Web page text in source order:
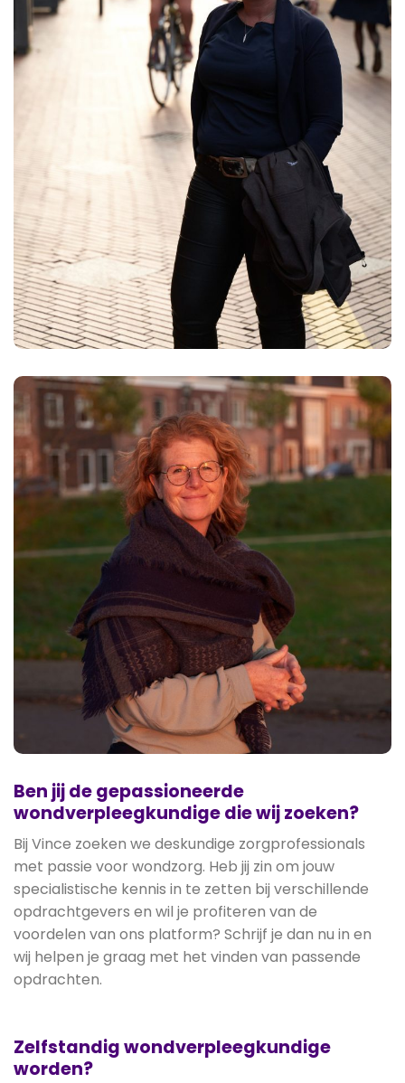
Ben jij de gepassioneerde
wondverpleegkundige die wij zoeken?
Bij Vince zoeken we deskundige zorgprofessionals
met passie voor wondzorg. Heb jij zin om jouw
specialistische kennis in te zetten bij verschillende
opdrachtgevers en wil je profiteren van de
voordelen van ons platform? Schrijf je dan nu in en
wij helpen je graag met het vinden van passende
opdrachten.
Zelfstandig wondverpleegkundige
worden?